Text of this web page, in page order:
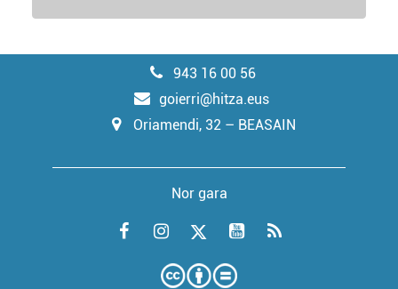
943 16 00 56
goierri@hitza.eus
Oriamendi, 32 – BEASAIN
Nor gara